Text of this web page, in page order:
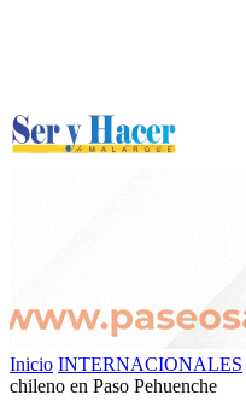
Inicio INTERNACIONALES
chileno en Paso Pehuenche